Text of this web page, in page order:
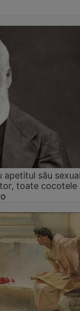
său
toate cocotele